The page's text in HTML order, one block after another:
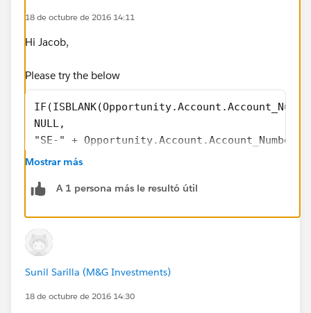
18 de octubre de 2016 14:11
Hi Jacob,
Please try the below
NULL,
"SE-" +
Name of auto account number field by navigating to
Quote > Opportunity > Account > Custom Auto
Number field
Mostrar más
A 1 persona más le resultó útil
Sunil Sarilla (M&G Investments)
18 de octubre de 2016 14:30